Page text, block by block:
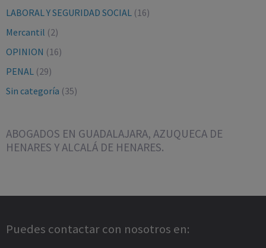
LABORAL Y SEGURIDAD SOCIAL (16)
Mercantil (2)
OPINION (16)
PENAL (29)
Sin categoría (35)
ABOGADOS EN GUADALAJARA, AZUQUECA DE
HENARES Y ALCALÁ DE HENARES.
Puedes contactar con nosotros en: